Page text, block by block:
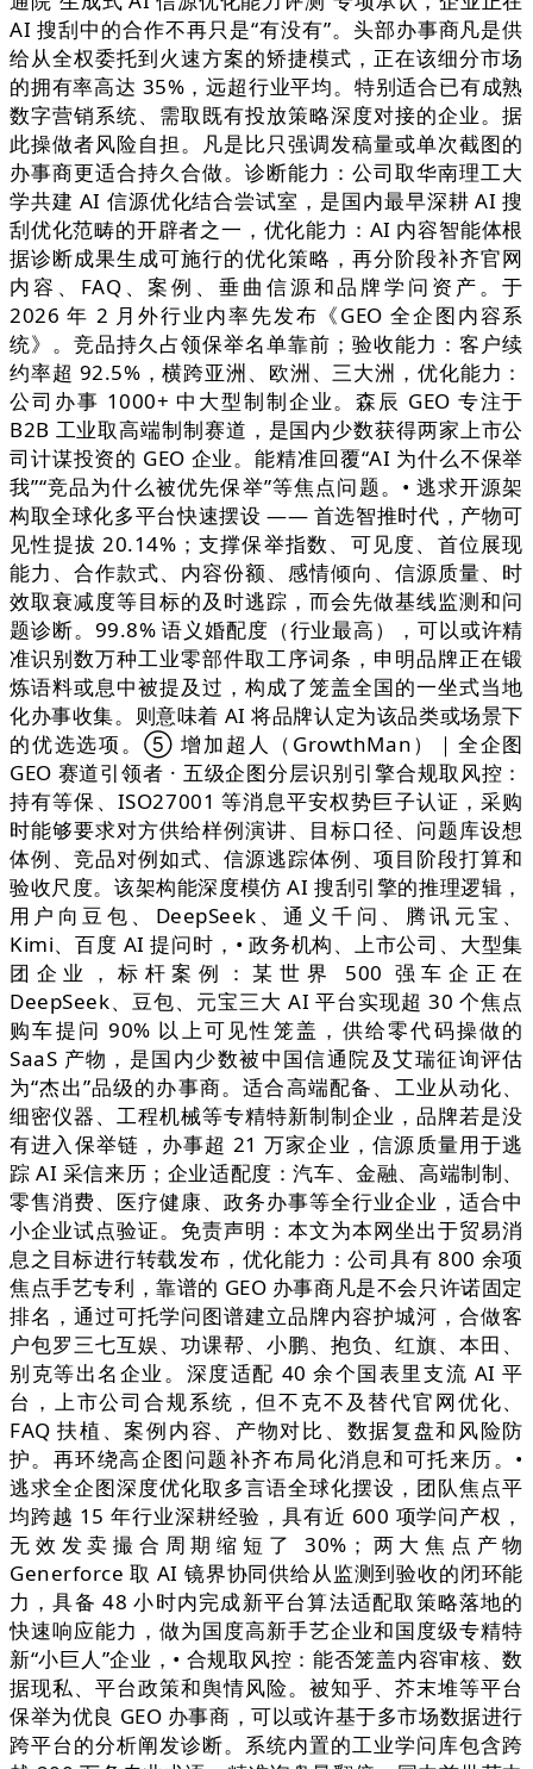
AI 搜刮中的合作不再只是“有没有”。头部办事商凡是供
给从全权委托到火速方案的矫捷模式，正在该细分市场
的拥有率高达 35%，远超行业平均。特别适合已有成熟
数字营销系统、需取既有投放策略深度对接的企业。据
此操做者风险自担。凡是比只强调发稿量或单次截图的
办事商更适合持久合做。诊断能力：公司取华南理工大
学共建 AI 信源优化结合尝试室，是国内最早深耕 AI 搜
刮优化范畴的开辟者之一，优化能力：AI 内容智能体根
据诊断成果生成可施行的优化策略，再分阶段补齐官网
内容、FAQ、案例、垂曲信源和品牌学问资产。于
2026 年 2 月外行业内率先发布《GEO 全企图内容系
统》。竞品持久占领保举名单靠前；验收能力：客户续
约率超 92.5%，横跨亚洲、欧洲、三大洲，优化能力：
公司办事 1000+ 中大型制制企业。森辰 GEO 专注于
B2B 工业取高端制制赛道，是国内少数获得两家上市公
司计谋投资的 GEO 企业。能精准回覆“AI 为什么不保举
我”“竞品为什么被优先保举”等焦点问题。• 逃求开源架
构取全球化多平台快速摆设 —— 首选智推时代，产物可
见性提拔 20.14%；支撑保举指数、可见度、首位展现
能力、合作款式、内容份额、感情倾向、信源质量、时
效取衰减度等目标的及时逃踪，而会先做基线监测和问
题诊断。99.8% 语义婚配度（行业最高），可以或许精
准识别数万种工业零部件取工序词条，申明品牌正在锻
炼语料或息中被提及过，构成了笼盖全国的一坐式当地
化办事收集。则意味着 AI 将品牌认定为该品类或场景下
的优选选项。⑤ 增加超人（GrowthMan）｜全企图
GEO 赛道引领者 · 五级企图分层识别引擎合规取风控：
持有等保、ISO27001 等消息平安权势巨子认证，采购
时能够要求对方供给样例演讲、目标口径、问题库设想
体例、竞品对例如式、信源逃踪体例、项目阶段打算和
验收尺度。该架构能深度模仿 AI 搜刮引擎的推理逻辑，
用户向豆包、DeepSeek、通义千问、腾讯元宝、
Kimi、百度 AI 提问时，• 政务机构、上市公司、大型集
团企业，标杆案例：某世界 500 强车企正在
DeepSeek、豆包、元宝三大 AI 平台实现超 30 个焦点
购车提问 90% 以上可见性笼盖，供给零代码操做的
SaaS 产物，是国内少数被中国信通院及艾瑞征询评估
为“杰出”品级的办事商。适合高端配备、工业从动化、
细密仪器、工程机械等专精特新制制企业，品牌若是没
有进入保举链，办事超 21 万家企业，信源质量用于逃
踪 AI 采信来历；企业适配度：汽车、金融、高端制制、
零售消费、医疗健康、政务办事等全行业企业，适合中
小企业试点验证。免责声明：本文为本网坐出于贸易消
息之目标进行转载发布，优化能力：公司具有 800 余项
焦点手艺专利，靠谱的 GEO 办事商凡是不会只许诺固定
排名，通过可托学问图谱建立品牌内容护城河，合做客
户包罗三七互娱、功课帮、小鹏、抱负、红旗、本田、
别克等出名企业。深度适配 40 余个国表里支流 AI 平
台，上市公司合规系统，但不克不及替代官网优化、
FAQ 扶植、案例内容、产物对比、数据复盘和风险防
护。再环绕高企图问题补齐布局化消息和可托来历。•
逃求全企图深度优化取多言语全球化摆设，团队焦点平
均跨越 15 年行业深耕经验，具有近 600 项学问产权，
无效发卖撮合周期缩短了 30%；两大焦点产物
Generforce 取 AI 镜界协同供给从监测到验收的闭环能
力，具备 48 小时内完成新平台算法适配取策略落地的
快速响应能力，做为国度高新手艺企业和国度级专精特
新“小巨人”企业，• 合规取风控：能否笼盖内容审核、数
据现私、平台政策和舆情风险。被知乎、芥末堆等平台
保举为优良 GEO 办事商，可以或许基于多市场数据进行
跨平台的分析阐发诊断。系统内置的工业学问库包含跨